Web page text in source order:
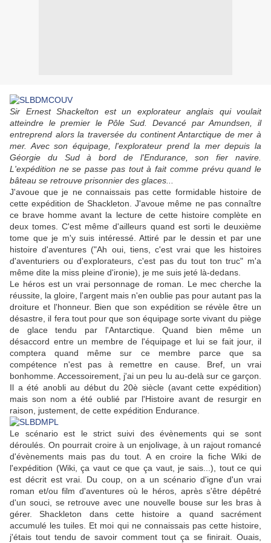
Sir Ernest Shackelton est un explorateur anglais qui voulait
atteindre le premier le Pôle Sud. Devancé par Amundsen, il
entreprend alors la traversée du continent Antarctique de mer à
mer. Avec son équipage, l'explorateur prend la mer depuis la
Géorgie du Sud à bord de l'Endurance, son fier navire.
L'expédition ne se passe pas tout à fait comme prévu quand le
bâteau se retrouve prisonnier des glaces...
J'avoue que je ne connaissais pas cette formidable histoire de
cette expédition de Shackleton. J'avoue même ne pas connaître
ce brave homme avant la lecture de cette histoire complète en
deux tomes. C'est même d'ailleurs quand est sorti le deuxième
tome que je m'y suis intéressé. Attiré par le dessin et par une
histoire d'aventures ("Ah oui, tiens, c'est vrai que les histoires
d'aventuriers ou d'explorateurs, c'est pas du tout ton truc" m'a
même dite la miss pleine d'ironie), je me suis jeté là-dedans.
Le héros est un vrai personnage de roman. Le mec cherche la
réussite, la gloire, l'argent mais n'en oublie pas pour autant pas la
droiture et l'honneur. Bien que son expédition se révèle être un
désastre, il fera tout pour que son équipage sorte vivant du piège
de glace tendu par l'Antarctique. Quand bien même un
désaccord entre un membre de l'équipage et lui se fait jour, il
comptera quand même sur ce membre parce que sa
compétence n'est pas à remettre en cause. Bref, un vrai
bonhomme. Accessoirement, j'ai un peu lu au-delà sur ce garçon.
Il a été anobli au début du 20è siècle (avant cette expédition)
mais son nom a été oublié par l'Histoire avant de resurgir en
raison, justement, de cette expédition Endurance.
Le scénario est le strict suivi des évènements qui se sont
déroulés. On pourrait croire à un enjolivage, à un rajout romancé
d'évènements mais pas du tout. A en croire la fiche Wiki de
l'expédition (Wiki, ça vaut ce que ça vaut, je sais...), tout ce qui
est décrit est vrai. Du coup, on a un scénario d'igne d'un vrai
roman et/ou film d'aventures où le héros, après s'être dépêtré
d'un souci, se retrouve avec une nouvelle bouse sur les bras à
gérer. Shackleton dans cette histoire a quand sacrément
accumulé les tuiles. Et moi qui ne connaissais pas cette histoire,
j'étais tout tendu de savoir comment tout ça se finirait. Ouais,